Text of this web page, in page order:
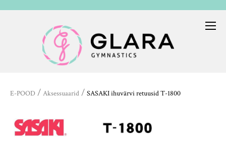
E-POOD / Aksessuaarid / SASAKI ihuvärvi retuusid T-1800